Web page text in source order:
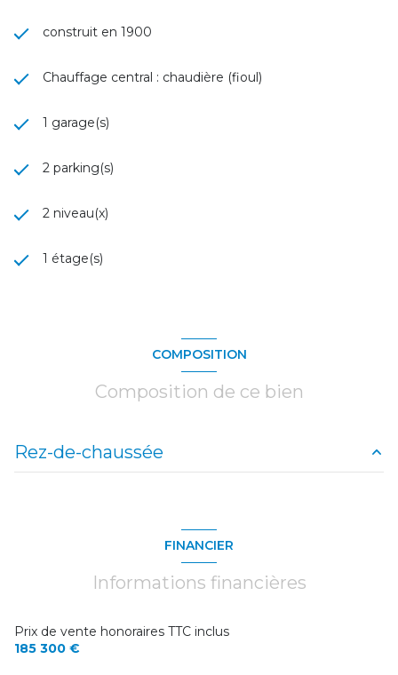
construit en 1900
Chauffage central : chaudière (fioul)
1 garage(s)
2 parking(s)
2 niveau(x)
1 étage(s)
COMPOSITION
Composition de ce bien
Rez-de-chaussée
chambre
chambre
FINANCIER
Informations financières
Prix de vente honoraires TTC inclus
185 300 €